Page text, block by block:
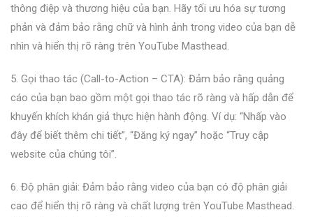
thông điệp và thương hiệu của bạn. Hãy tối ưu hóa sự tương
phản và đảm bảo rằng chữ và hình ảnh trong video của bạn dễ
nhìn và hiển thị rõ ràng trên YouTube Masthead.
5. Gọi thao tác (Call-to-Action – CTA): Đảm bảo rằng quảng
cáo của bạn bao gồm một gọi thao tác rõ ràng và hấp dẫn để
khuyến khích khán giả thực hiện hành động. Ví dụ: “Nhấp vào
đây để biết thêm chi tiết”, “Đăng ký ngay” hoặc “Truy cập
website của chúng tôi”.
6. Độ phân giải: Đảm bảo rằng video của bạn có độ phân giải
cao để hiển thị rõ ràng và chất lượng trên YouTube Masthead.